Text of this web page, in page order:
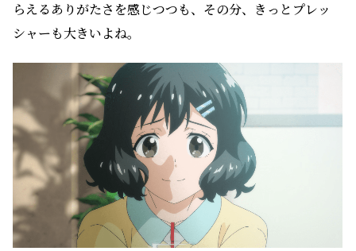
らえるありがたさを感じつつも、その分、きっとプレッ
シャーも大きいよね。